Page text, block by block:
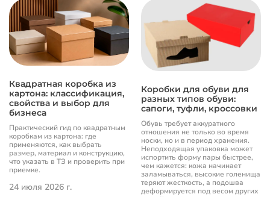
Квадратная коробка из
картона: классификация,
свойства и выбор для
бизнеса
Практический гид по квадратным
коробкам из картона: где
применяются, как выбрать
размер, материал и конструкцию,
что указать в ТЗ и проверить при
приемке.
24 июля 2026 г.
Коробки для обуви для
разных типов обуви:
сапоги, туфли, кроссовки
Обувь требует аккуратного
отношения не только во время
носки, но и в период хранения.
Неподходящая упаковка может
испортить форму пары быстрее,
чем кажется: кожа начинает
заламываться, высокие голенища
теряют жесткость, а подошва
деформируется под весом других